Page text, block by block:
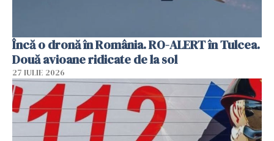
Încă o dronă în România. RO-ALERT în Tulcea.
Două avioane ridicate de la sol
27 IULIE 2026